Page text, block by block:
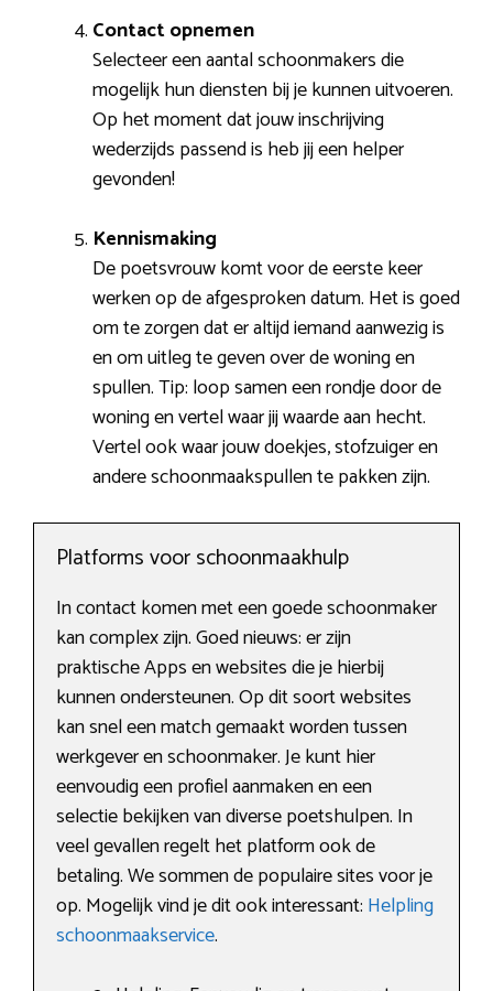
Contact opnemen
Selecteer een aantal schoonmakers die
mogelijk hun diensten bij je kunnen uitvoeren.
Op het moment dat jouw inschrijving
wederzijds passend is heb jij een helper
gevonden!
Kennismaking
De poetsvrouw komt voor de eerste keer
werken op de afgesproken datum. Het is goed
om te zorgen dat er altijd iemand aanwezig is
en om uitleg te geven over de woning en
spullen. Tip: loop samen een rondje door de
woning en vertel waar jij waarde aan hecht.
Vertel ook waar jouw doekjes, stofzuiger en
andere schoonmaakspullen te pakken zijn.
Platforms voor schoonmaakhulp
In contact komen met een goede schoonmaker
kan complex zijn. Goed nieuws: er zijn
praktische Apps en websites die je hierbij
kunnen ondersteunen. Op dit soort websites
kan snel een match gemaakt worden tussen
werkgever en schoonmaker. Je kunt hier
eenvoudig een profiel aanmaken en een
selectie bekijken van diverse poetshulpen. In
veel gevallen regelt het platform ook de
betaling. We sommen de populaire sites voor je
op. Mogelijk vind je dit ook interessant: Helpling
schoonmaakservice.